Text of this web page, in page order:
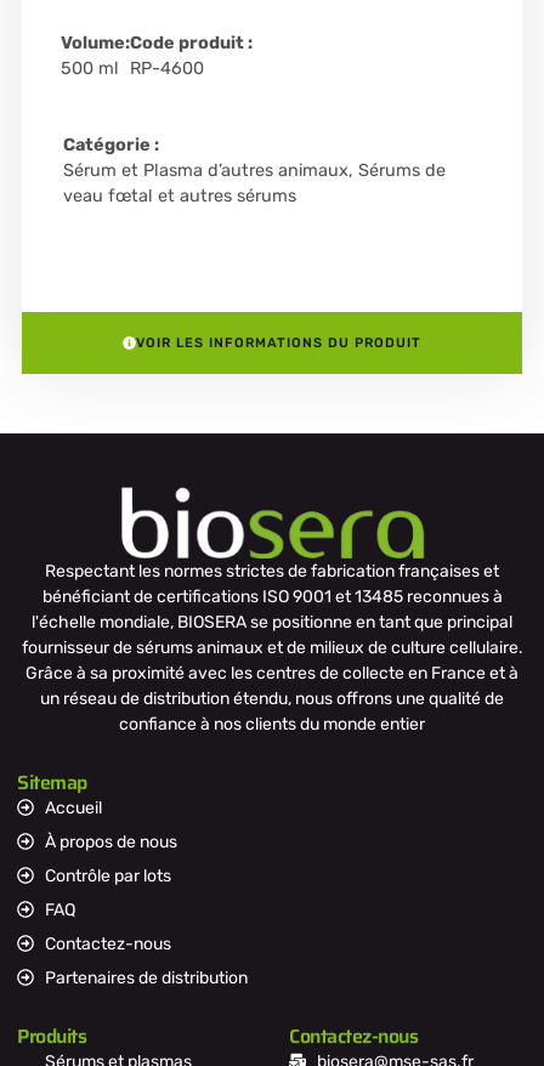
Volume:
500 ml
Code produit :
RP-4600
Catégorie :
Sérum et Plasma d’autres animaux, Sérums de
veau fœtal et autres sérums
VOIR LES INFORMATIONS DU PRODUIT
Respectant les normes strictes de fabrication françaises et
bénéficiant de certifications ISO 9001 et 13485 reconnues à
l'échelle mondiale, BIOSERA se positionne en tant que principal
fournisseur de sérums animaux et de milieux de culture cellulaire.
Grâce à sa proximité avec les centres de collecte en France et à
un réseau de distribution étendu, nous offrons une qualité de
confiance à nos clients du monde entier
Sitemap
Accueil
À propos de nous
Contrôle par lots
FAQ
Contactez-nous
Partenaires de distribution
Produits
Sérums et plasmas
Contactez-nous
biosera@mse-sas.fr